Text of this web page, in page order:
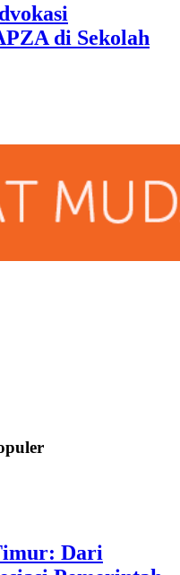
di Sekolah
Dari